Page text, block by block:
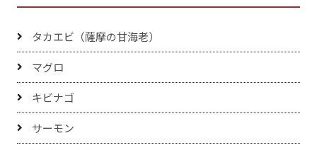
タカエビ（薩摩の甘海老）
マグロ
キビナゴ
サーモン